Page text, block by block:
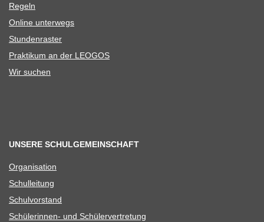
Regeln
Online unter­wegs
Stun­den­ras­ter
Prak­ti­kum an der LEOGOS
Wir suchen
UNSERE SCHULGEMEINSCHAFT
Orga­ni­sa­tion
Schul­lei­tung
Schul­vor­stand
Schü­le­rin­nen- und Schülervertretung